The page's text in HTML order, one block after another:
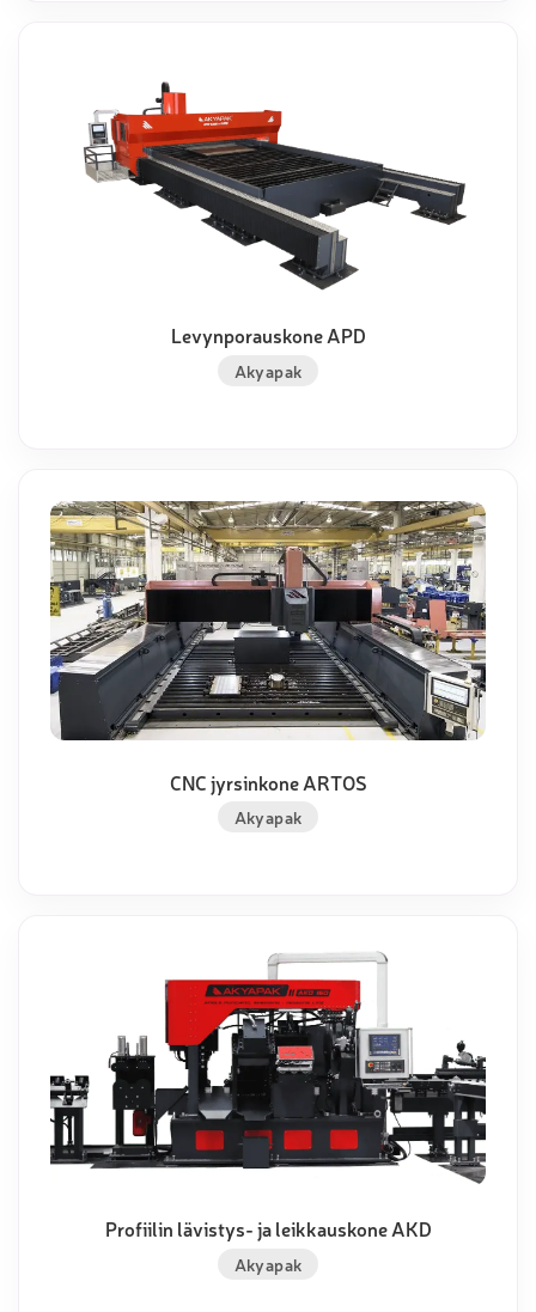
Levynporauskone APD
Akyapak
CNC jyrsinkone ARTOS
Akyapak
Profiilin lävistys- ja leikkauskone AKD
Akyapak